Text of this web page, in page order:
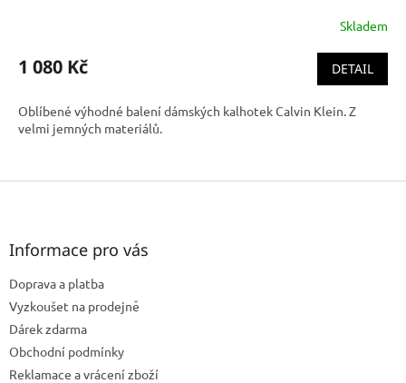
Skladem
1 080 Kč DETAIL
Oblíbené výhodné balení dámských kalhotek Calvin Klein. Z
velmi jemných materiálů.
Z
Informace pro vás
Doprava a platba
Vyzkoušet na prodejně
Dárek zdarma
Obchodní podmínky
Reklamace a vrácení zboží